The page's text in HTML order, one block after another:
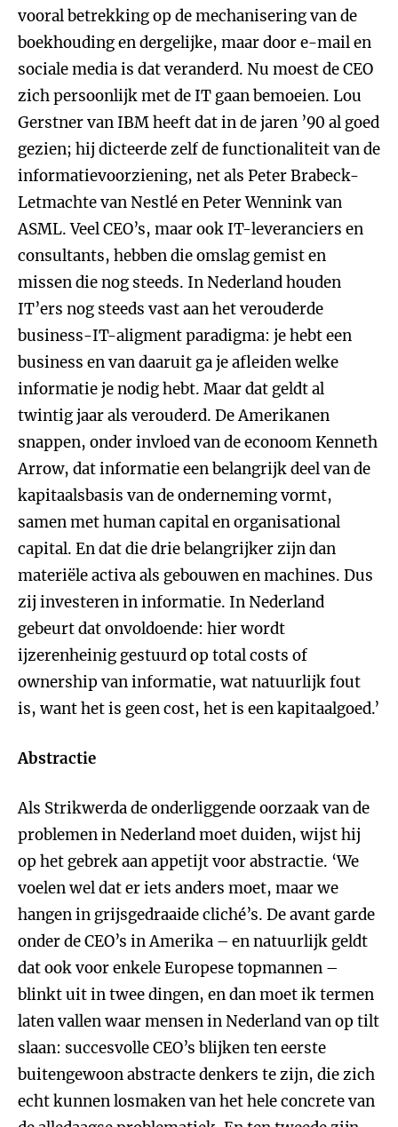
vooral betrekking op de mechanisering van de
boekhouding en dergelijke, maar door e-mail en
sociale media is dat veranderd. Nu moest de CEO
zich persoonlijk met de IT gaan bemoeien. Lou
Gerstner van IBM heeft dat in de jaren ’90 al goed
gezien; hij dicteerde zelf de functionaliteit van de
informatievoorziening, net als Peter Brabeck-
Letmachte van Nestlé en Peter Wennink van
ASML. Veel CEO’s, maar ook IT-leveranciers en
consultants, hebben die omslag gemist en
missen die nog steeds. In Nederland houden
IT’ers nog steeds vast aan het verouderde
business-IT-aligment paradigma: je hebt een
business en van daaruit ga je afleiden welke
informatie je nodig hebt. Maar dat geldt al
twintig jaar als verouderd. De Amerikanen
snappen, onder invloed van de econoom Kenneth
Arrow, dat informatie een belangrijk deel van de
kapitaalsbasis van de onderneming vormt,
samen met human capital en organisational
capital. En dat die drie belangrijker zijn dan
materiële activa als gebouwen en machines. Dus
zij investeren in informatie. In Nederland
gebeurt dat onvoldoende: hier wordt
ijzerenheinig gestuurd op total costs of
ownership van informatie, wat natuurlijk fout
is, want het is geen cost, het is een kapitaalgoed.’
Abstractie
Als Strikwerda de onderliggende oorzaak van de
problemen in Nederland moet duiden, wijst hij
op het gebrek aan appetijt voor abstractie. ‘We
voelen wel dat er iets anders moet, maar we
hangen in grijsgedraaide cliché’s. De avant garde
onder de CEO’s in Amerika – en natuurlijk geldt
dat ook voor enkele Europese topmannen –
blinkt uit in twee dingen, en dan moet ik termen
laten vallen waar mensen in Nederland van op tilt
slaan: succesvolle CEO’s blijken ten eerste
buitengewoon abstracte denkers te zijn, die zich
echt kunnen losmaken van het hele concrete van